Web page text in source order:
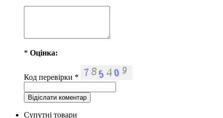
* Оцiнка:
Код перевірки *
Супутні товари